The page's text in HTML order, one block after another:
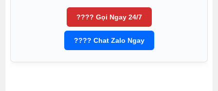
???? Gọi Ngay 24/7
???? Chat Zalo Ngay